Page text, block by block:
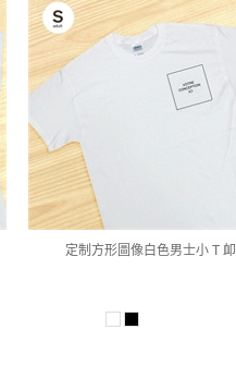
定制方形圖像白色男士小 T 卹